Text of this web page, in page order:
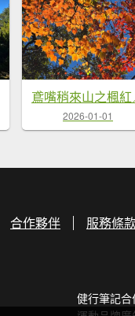
2026-01-01
合作夥伴 服務條
健行筆記